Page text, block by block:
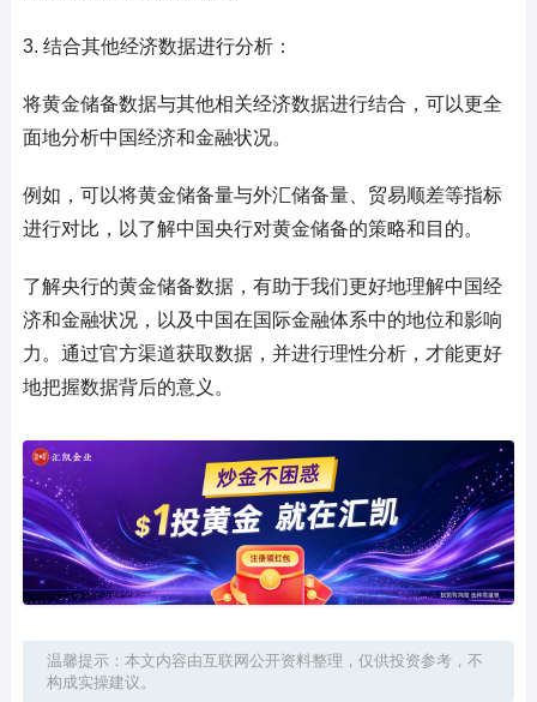
3. 结合其他经济数据进行分析：
将黄金储备数据与其他相关经济数据进行结合，可以更全
面地分析中国经济和金融状况。
例如，可以将黄金储备量与外汇储备量、贸易顺差等指标
进行对比，以了解中国央行对黄金储备的策略和目的。
了解央行的黄金储备数据，有助于我们更好地理解中国经
济和金融状况，以及中国在国际金融体系中的地位和影响
力。通过官方渠道获取数据，并进行理性分析，才能更好
地把握数据背后的意义。
温馨提示：本文内容由互联网公开资料整理，仅供投资参考，不
构成实操建议。